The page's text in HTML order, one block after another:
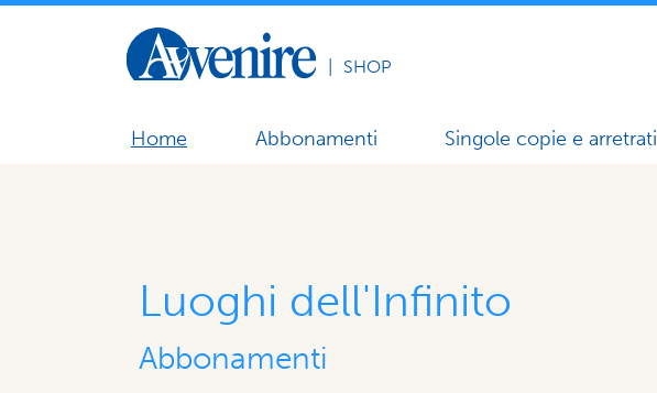
SHOP
Home Abbonamenti Singole copie e arretrati
Luoghi dell'Infinito
Abbonamenti